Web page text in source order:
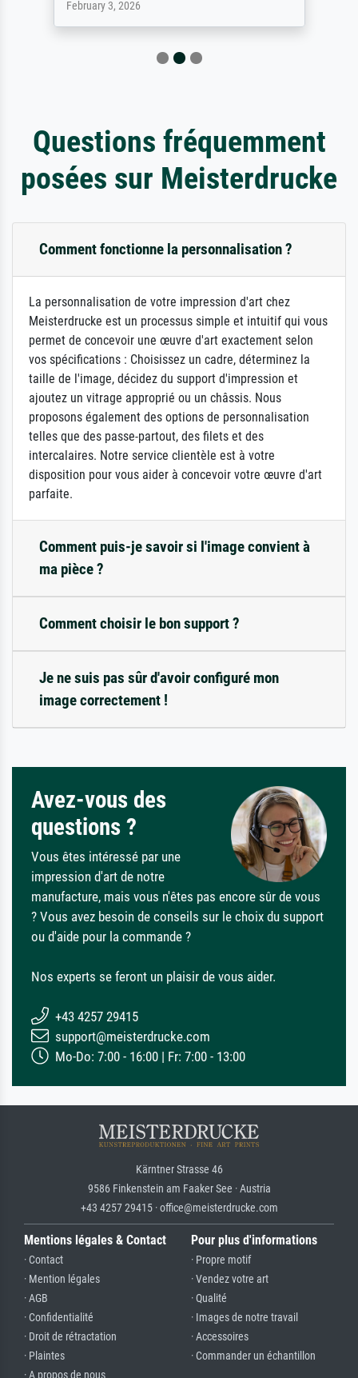
February 3, 2026
Questions fréquemment
posées sur Meisterdrucke
Comment fonctionne la personnalisation ?
La personnalisation de votre impression d'art chez
Meisterdrucke est un processus simple et intuitif qui vous
permet de concevoir une œuvre d'art exactement selon
vos spécifications : Choisissez un cadre, déterminez la
taille de l'image, décidez du support d'impression et
ajoutez un vitrage approprié ou un châssis. Nous
proposons également des options de personnalisation
telles que des passe-partout, des filets et des
intercalaires. Notre service clientèle est à votre
disposition pour vous aider à concevoir votre œuvre d'art
parfaite.
Comment puis-je savoir si l'image convient à
ma pièce ?
Comment choisir le bon support ?
Je ne suis pas sûr d'avoir configuré mon
image correctement !
Avez-vous des
questions ?
Vous êtes intéressé par une
impression d'art de notre
manufacture, mais vous n'êtes pas encore sûr de vous
? Vous avez besoin de conseils sur le choix du support
ou d'aide pour la commande ?
Nos experts se feront un plaisir de vous aider.
+43 4257 29415
support@meisterdrucke.com
Mo-Do: 7:00 - 16:00 | Fr: 7:00 - 13:00
Kärntner Strasse 46
9586 Finkenstein am Faaker See · Austria
+43 4257 29415 · office@meisterdrucke.com
Mentions légales & Contact
· Contact
· Mention légales
· AGB
· Confidentialité
· Droit de rétractation
· Plaintes
· A propos de nous
Pour plus d'informations
· Propre motif
· Vendez votre art
· Qualité
· Images de notre travail
· Accessoires
· Commander un échantillon